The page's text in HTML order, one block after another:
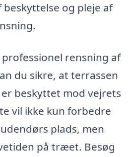
og pleje af
rensning af
du sikre, at terrassen
beskyttet mod vejrets
vil ikke kun forbedre
plads, men
på træet. Besøg